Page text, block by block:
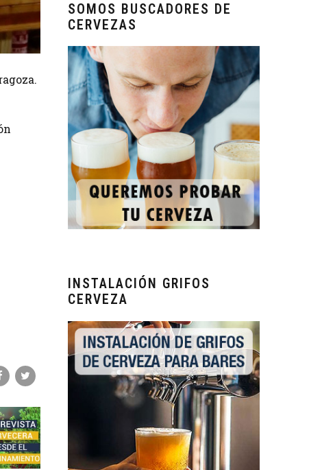
SOMOS BUSCADORES DE
CERVEZAS
INSTALACIÓN GRIFOS
CERVEZA